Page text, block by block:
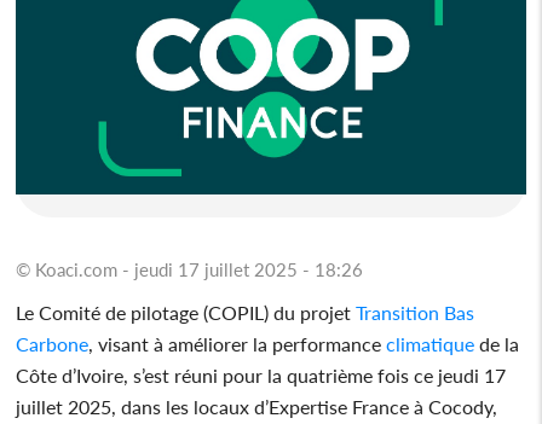
© Koaci.com - jeudi 17 juillet 2025 - 18:26
Le Comité de pilotage (COPIL) du projet Transition Bas
Carbone , visant à améliorer la performance climatique de la
Côte d’Ivoire, s’est réuni pour la quatrième fois ce jeudi 17
juillet 2025, dans les locaux d’Expertise France à Cocody,